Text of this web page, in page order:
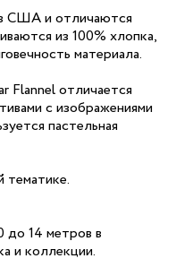
США и отличаются
из 100% хлопка,
материала.
Flannel отличается
с изображениями
пастельная
тематике.
до 14 метров в
и коллекции.